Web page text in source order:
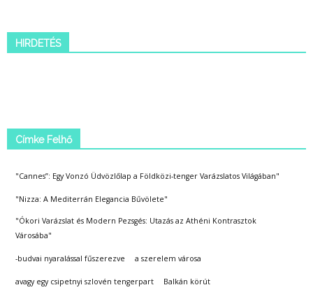
HIRDETÉS
Címke Felhő
"Cannes”: Egy Vonzó Üdvözlőlap a Földközi-tenger Varázslatos Világában"
"Nizza: A Mediterrán Elegancia Bűvölete"
"Ókori Varázslat és Modern Pezsgés: Utazás az Athéni Kontrasztok
Városába"
-budvai nyaralással fűszerezve a szerelem városa
avagy egy csipetnyi szlovén tengerpart Balkán körút